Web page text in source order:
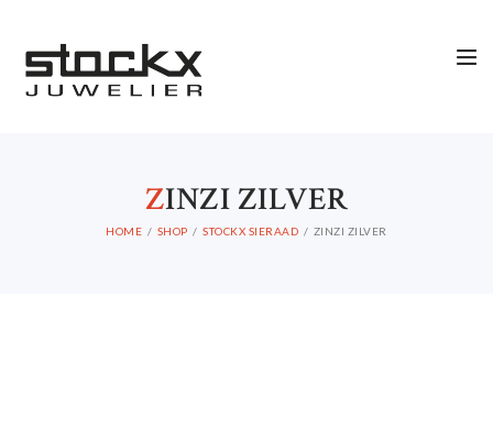
ZINZI ZILVER
HOME SHOP STOCKX SIERAAD ZINZI ZILVER